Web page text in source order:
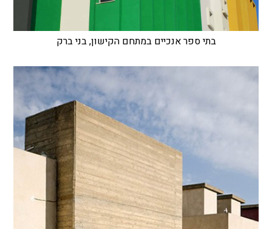
בתי ספר אנכיים במתחם הקישון, בני ברק